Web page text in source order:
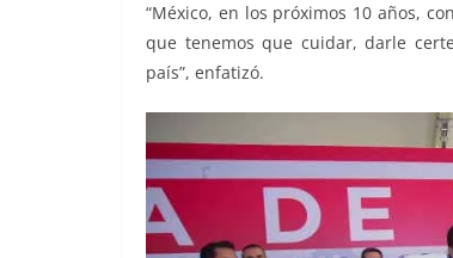
“México, en los próximos 10 años,
que tenemos que cuidar, darle
país”, enfatizó.